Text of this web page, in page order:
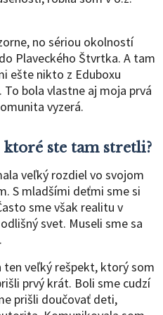
no sériou okolností
Plaveckého Štvrtka. A tam
ešte nikto z Eduboxu
To bola vlastne aj moja prvá
vyzerá.
ste tam stretli?
veľký rozdiel vo svojom
S mladšími deťmi sme si
sme však realitu v
svet. Museli sme sa
veľký rešpekt, ktorý som
prvý krát. Boli sme cudzí
prišli doučovať deti,